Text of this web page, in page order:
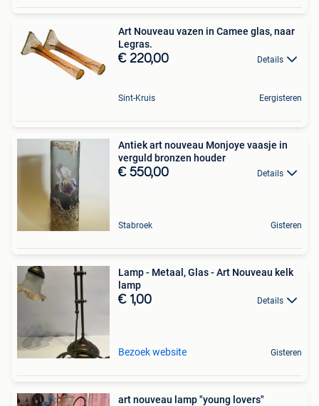
Art Nouveau vazen in Camee glas, naar
Legras.
€ 220,00 Details
Sint-Kruis Eergisteren
Antiek art nouveau Monjoye vaasje in
verguld bronzen houder
€ 550,00 Details
Stabroek Gisteren
Lamp - Metaal, Glas - Art Nouveau kelk
lamp
€ 1,00 Details
Bezoek website Gisteren
art nouveau lamp "young lovers"